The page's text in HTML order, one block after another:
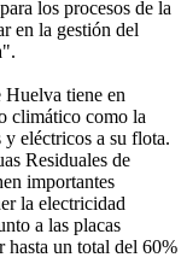
los procesos de la
en la gestión del
Huelva tiene en
climático como la
eléctricos a su flota.
Residuales de
importantes
la electricidad
a las placas
hasta un total del 60%